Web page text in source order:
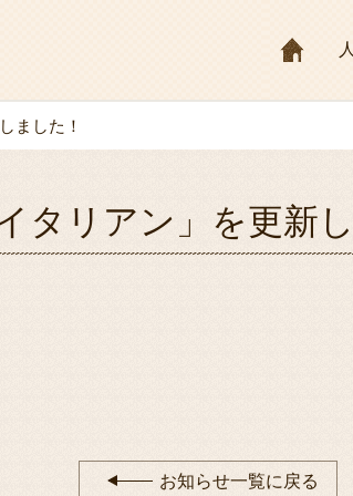
ました！
タリアン」を更新
お知らせ一覧に戻る